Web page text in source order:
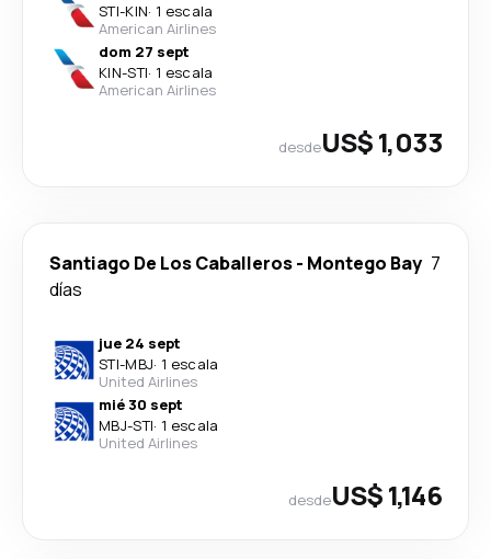
STI-KIN· 1 escala
American Airlines
dom 27 sept
KIN-STI· 1 escala
American Airlines
desdeUS$ 1,033
Santiago De Los Caballeros- Montego Bay 7
días
jue 24 sept
STI-MBJ· 1 escala
United Airlines
mié 30 sept
MBJ-STI· 1 escala
United Airlines
desdeUS$ 1,146